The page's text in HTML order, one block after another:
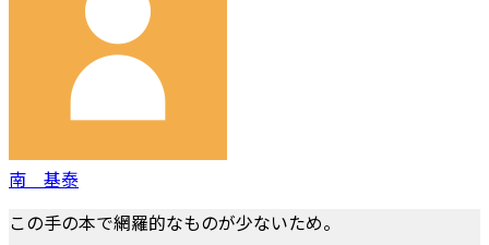
南 基泰
この手の本で網羅的なものが少ないため。